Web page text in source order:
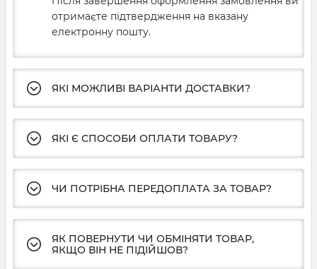
отримаєте підтвердження на вказану
електронну пошту.
ЯКІ МОЖЛИВІ ВАРІАНТИ ДОСТАВКИ?
ЯКІ Є СПОСОБИ ОПЛАТИ ТОВАРУ?
ЧИ ПОТРІБНА ПЕРЕДОПЛАТА ЗА ТОВАР?
ЯК ПОВЕРНУТИ ЧИ ОБМІНЯТИ ТОВАР,
ЯКЩО ВІН НЕ ПІДІЙШОВ?